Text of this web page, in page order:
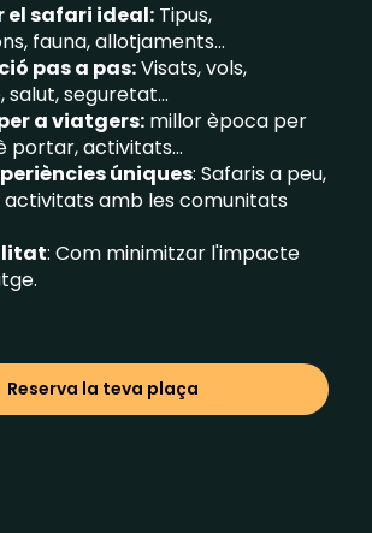
el safari ideal: Tipus,
fauna, allotjaments...
pas a pas:Visats, vols,
salut, seguretat...
a viatgers: millor època per
portar, activitats...
úniques: Safaris a peu,
activitats amb les comunitats
: Com minimitzar l'impacte
Reserva la teva plaça